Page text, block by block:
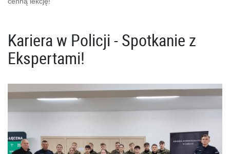
Kariera w Policji - Spotkanie z
Ekspertami!